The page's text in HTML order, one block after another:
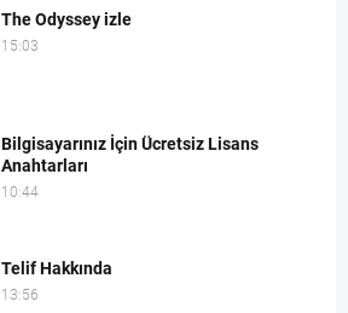
The Odyssey izle
15:03
Bilgisayarınız İçin Ücretsiz Lisans
Anahtarları
10:44
Telif Hakkında
13:56